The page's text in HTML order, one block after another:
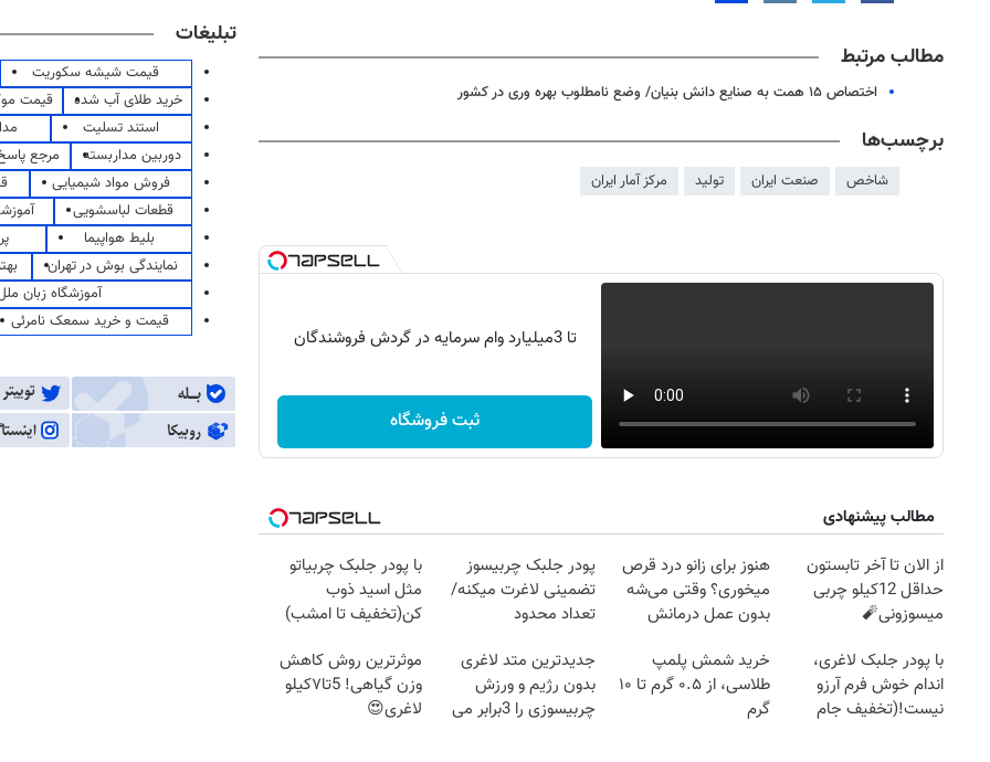
مطالب مرتبط
اختصاص ۱۵ همت به صنایع دانش بنیان/ وضع نامطلوب بهره وری در کشور
برچسب‌ها
شاخص صنعت ایران تولید مرکز آمار ایران
تا 3میلیارد وام سرمایه در گردش فروشندگان
ثبت فروشگاه
مطالب پیشنهادی
از الان تا آخر تابستون
حداقل 12کیلو چربی
میسوزونی🧨
هنوز برای زانو درد قرص
میخوری؟ وقتی می‌شه
بدون عمل درمانش
پودر جلبک چربیسوز
تضمینی لاغرت میکنه/
تعداد محدود
با پودر جلبک چربیاتو
مثل اسید ذوب
کن(تخفیف تا امشب)
با پودر جلبک لاغری،
اندام خوش فرم آرزو
نیست!(تخفیف جام
خرید شمش پلمپ
طلاسی، از ۰.۵ گرم تا ۱۰
گرم
جدیدترین متد لاغری
بدون رژیم و ورزش
چربیسوزی را 3برابر می
موثرترین روش کاهش
وزن گیاهی! 5تا۷کیلو
لاغری😍
تبلیغات
قیمت شیشه سکوریت
خرید طلای آب شده
قیمت
استند تسلیت
دوربین مداربسته
مرجع
فروش مواد شیمیایی
قطعات لباسشویی
بلیط هواپیما
نمایندگی بوش در تهران
آموزشگاه زبان
قیمت و خرید سمعک نامرئی